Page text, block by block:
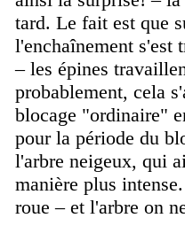
tard. Le fait est que
l'enchaînement s'est
– les épines
probablement, cela
blocage "ordinaire"
pour la période du
l'arbre neigeux, qui
manière plus
roue – et l'arbre on